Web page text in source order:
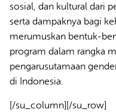
sosial, dan kultural dari
serta dampaknya bagi
merumuskan bentuk-
program dalam rangka
pengarusutamaan
di Indonesia.
[/su_column][/su_row]